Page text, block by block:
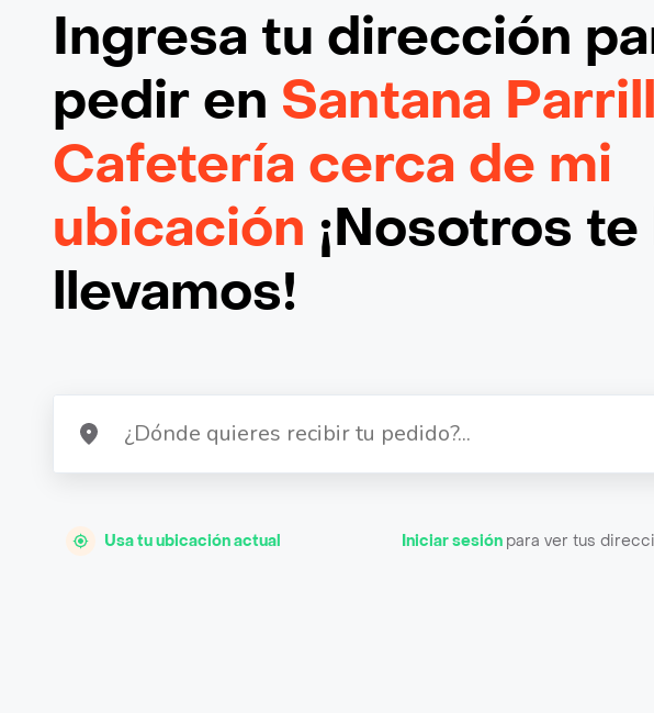
Ingresa tu dirección
pedir en Santana
Cafetería cerca de mi
ubicación ¡Nosotros te
llevamos!
Usa tu ubicación actual Iniciar sesión para ver tus